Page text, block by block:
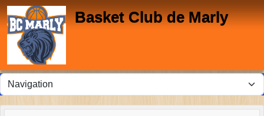
Basket Club de Marly
Panneau de gestion des cookies